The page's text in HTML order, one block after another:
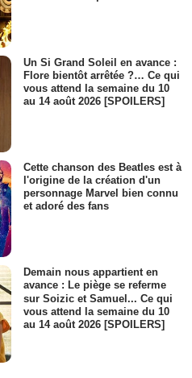
Un Si Grand Soleil en avance :
Flore bientôt arrêtée ?… Ce qui
vous attend la semaine du 10
au 14 août 2026 [SPOILERS]
Cette chanson des Beatles est à
l'origine de la création d'un
personnage Marvel bien connu
et adoré des fans
Demain nous appartient en
avance : Le piège se referme
sur Soizic et Samuel... Ce qui
vous attend la semaine du 10
au 14 août 2026 [SPOILERS]